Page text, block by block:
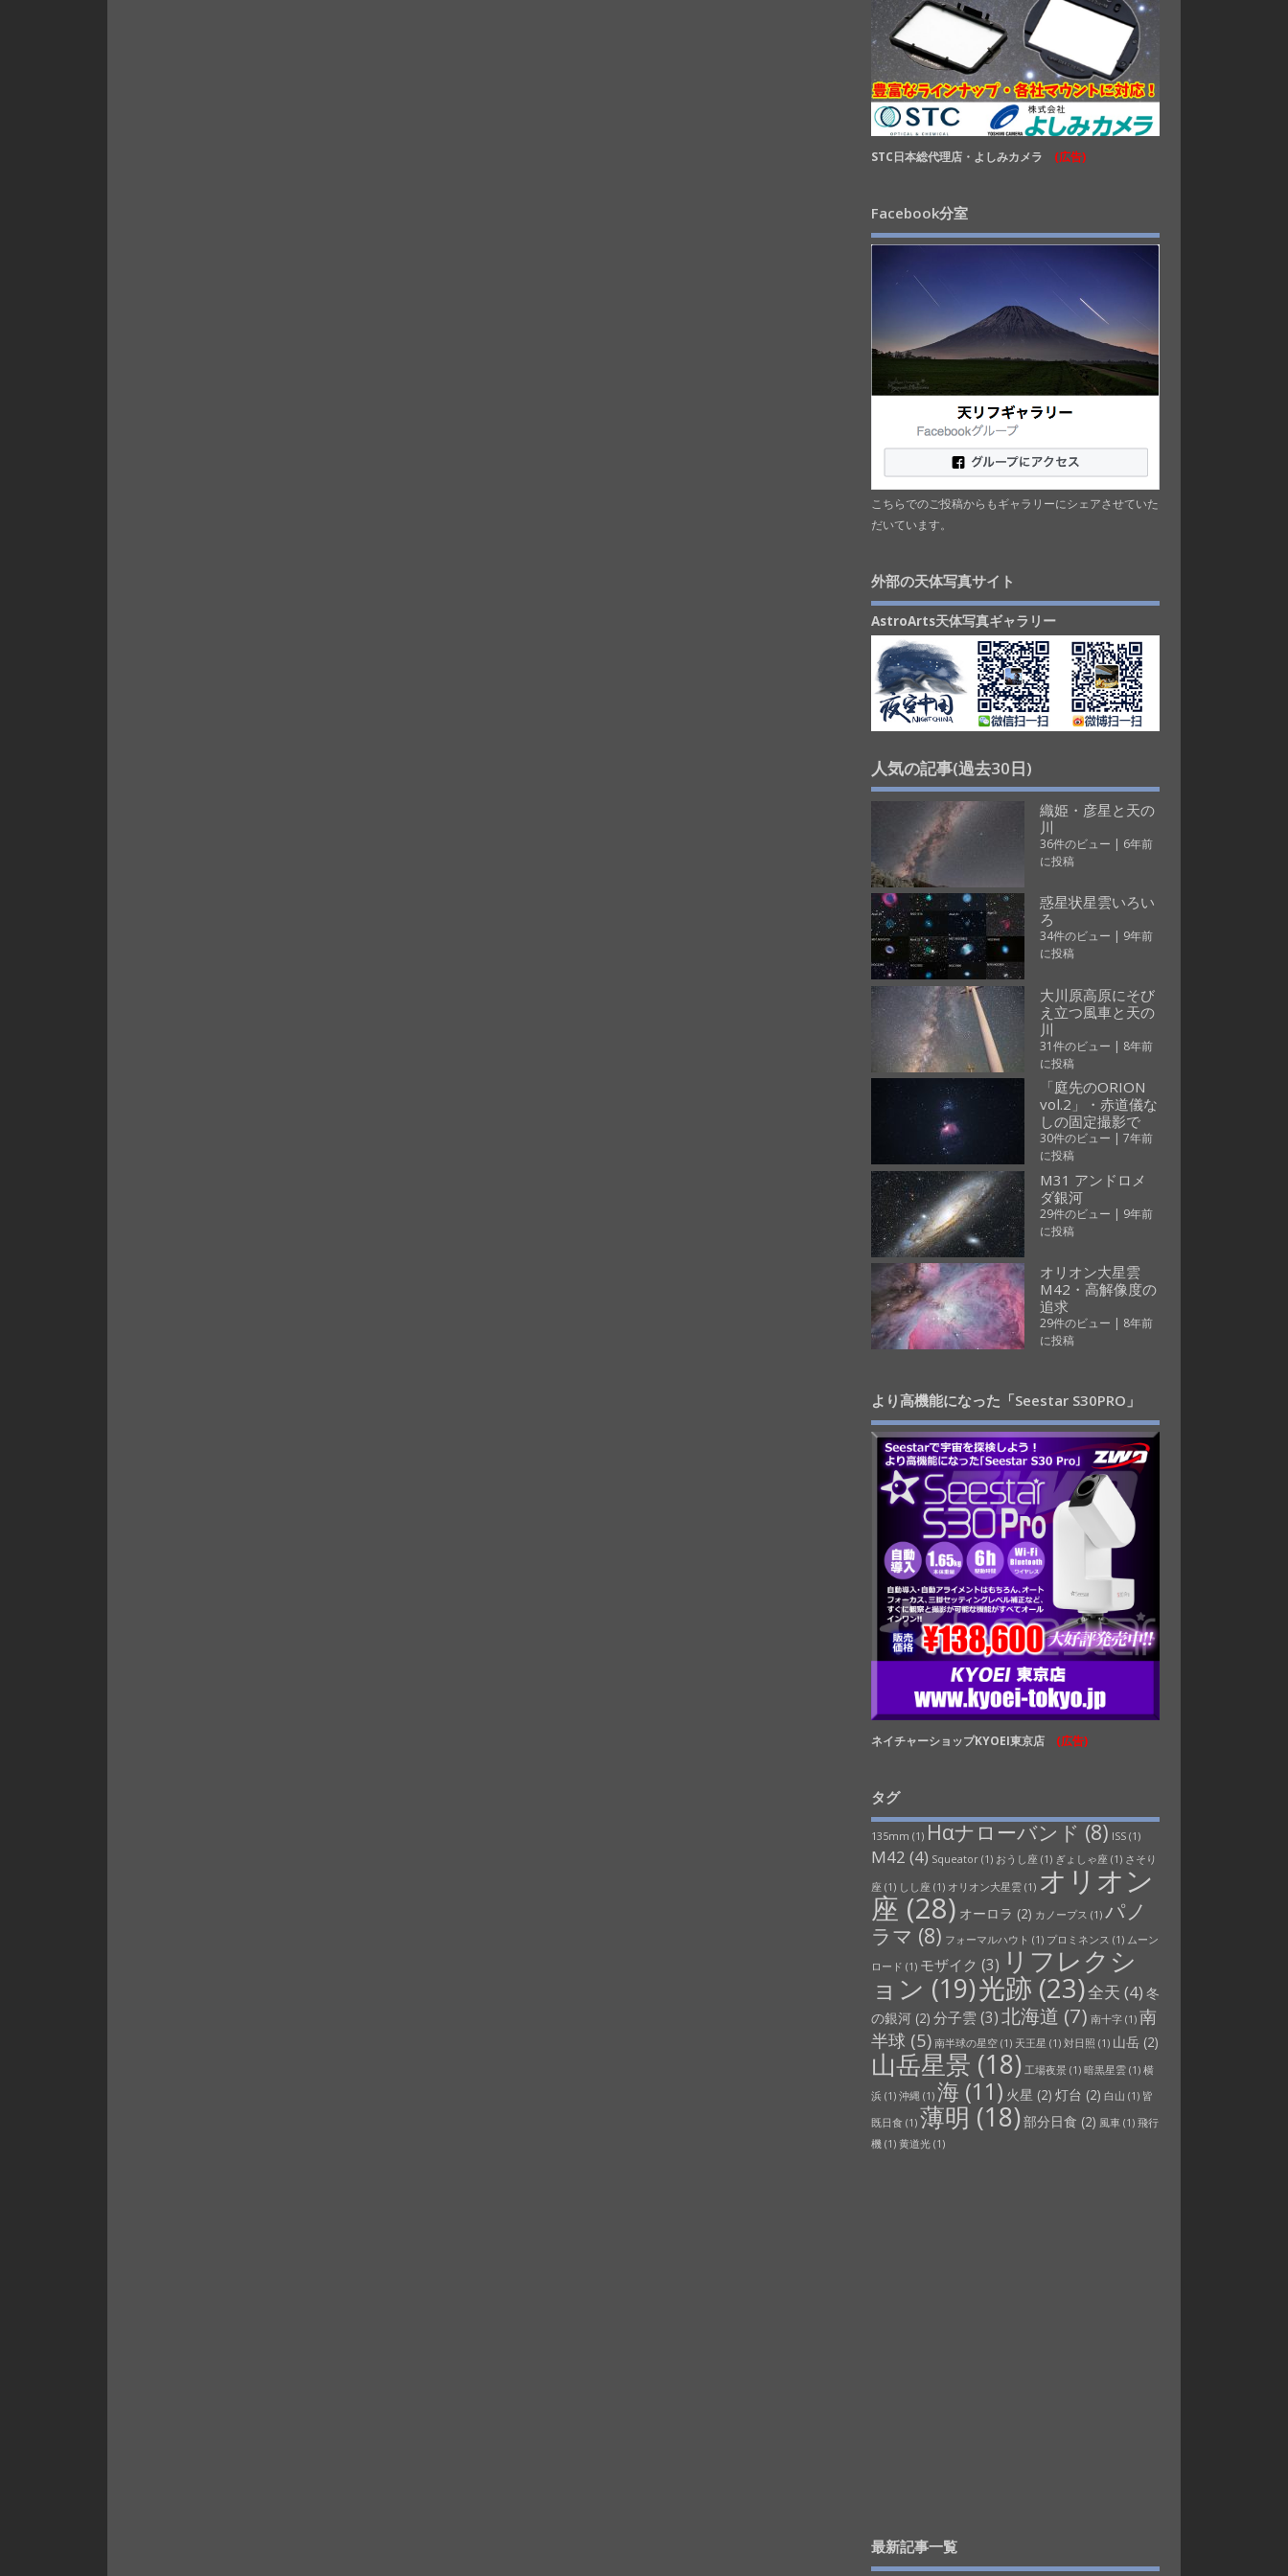
STC日本総代理店・よしみカメラ (広告)
Facebook分室
こちらでのご投稿からもギャラリーにシェアさせていた
だいています。
外部の天体写真サイト
AstroArts天体写真ギャラリー
人気の記事(過去30日)
織姫・彦星と天の
川
36件のビュー | 6年前
に投稿
惑星状星雲いろい
ろ
34件のビュー | 9年前
に投稿
大川原高原にそび
え立つ風車と天の
川
31件のビュー | 8年前
に投稿
「庭先のORION
vol.2」・赤道儀な
しの固定撮影で
30件のビュー | 7年前
に投稿
M31 アンドロメ
ダ銀河
29件のビュー | 9年前
に投稿
オリオン大星雲
M42・高解像度の
追求
29件のビュー | 8年前
に投稿
より高機能になった「Seestar S30PRO」
ネイチャーショップKYOEI東京店 (広告)
タグ
135mm (1) Hαナローバンド (8) ISS(1)
M42 (4) Squeator(1) おうし座 (1) ぎょしゃ座 (1) さそり
座 (1) しし座 (1) オリオン大星雲(1) オリオン
座 (28) オーロラ (2) カノープス (1) パノ
ラマ (8) フォーマルハウト (1) プロミネンス (1) ムーン
ロード (1) モザイク (3) リフレクシ
ョン (19)光跡 (23)全天 (4) 冬
の銀河(2) 分子雲 (3)北海道 (7) 南十字(1) 南
半球 (5) 南半球の星空(1) 天王星 (1) 対日照 (1) 山岳(2)
山岳星景 (18) 工場夜景(1) 暗黒星雲(1) 横
浜(1) 沖縄(1) 海 (11) 火星 (2) 灯台 (2) 白山 (1) 皆
既日食 (1) 薄明 (18)部分日食 (2) 風車(1) 飛行
機(1) 黄道光(1)
最新記事一覧